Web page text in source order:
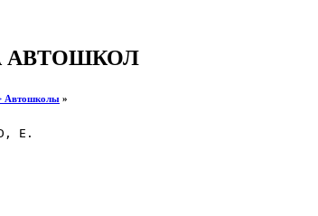
АВТОШКОЛ
Автошколы »
E.